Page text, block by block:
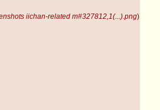
iichan-related m#327812,1(...).png)